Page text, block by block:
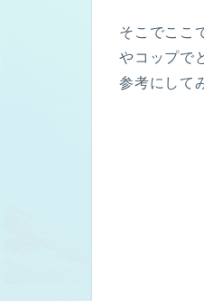
そこでここ
やコップで
参考にして